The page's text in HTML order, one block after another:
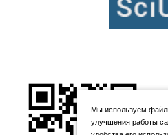
Мы используем
улучшения работы